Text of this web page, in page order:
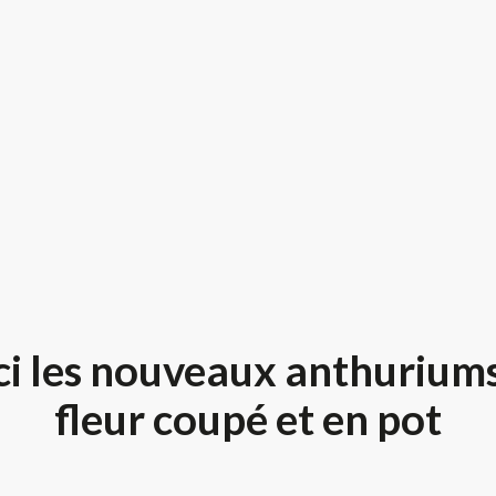
les nouveaux
fleur coupé et en pot